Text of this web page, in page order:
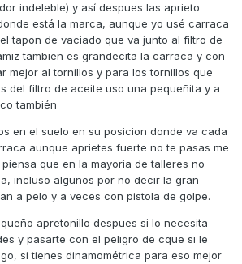
indeleble) y así despues las aprieto
está la marca, aunque yo usé carraca
tapon de vaciado que va junto al filtro de
tambien es grandecita la carraca y con
mejor al tornillos y para los tornillos que
del filtro de aceite uso una pequeñita y a
también
en el suelo en su posicion donde va cada
aunque aprietes fuerte no te pasas me
que en la mayoria de talleres no
incluso algunos por no decir la gran
a pelo y a veces con pistola de golpe.
apretonillo despues si lo necesita
y pasarte con el peligro de cque si le
si tienes dinamométrica para eso mejor